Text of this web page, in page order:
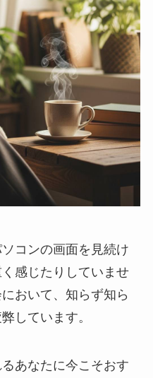
コンの画面を見続け
感じたりしていませ
おいて、知らず知ら
しています。
あなたに今こそおす